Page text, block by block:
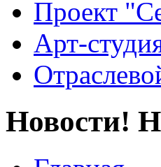
Проект
Арт-
Новости!